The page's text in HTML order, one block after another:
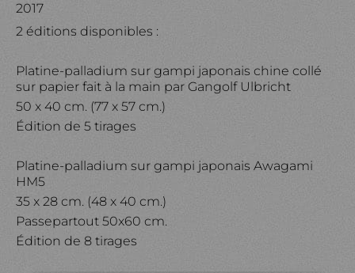
2017
2 éditions disponibles :
Platine-palladium sur gampi japonais chine collé
sur papier fait à la main par Gangolf Ulbricht
50 x 40 cm. (77 x 57 cm.)
Édition de 5 tirages
Platine-palladium sur gampi japonais Awagami
HM5
35 x 28 cm. (48 x 40 cm.)
Passepartout 50x60 cm.
Édition de 8 tirages